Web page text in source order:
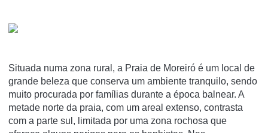
Situada numa zona rural, a Praia de Moreiró é um local de
grande beleza que conserva um ambiente tranquilo, sendo
muito procurada por famílias durante a época balnear. A
metade norte da praia, com um areal extenso, contrasta
com a parte sul, limitada por uma zona rochosa que